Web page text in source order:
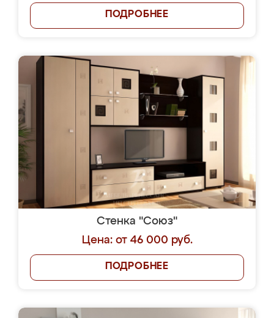
ПОДРОБНЕЕ
Стенка "Союз"
Цена: от 46 000 руб.
ПОДРОБНЕЕ